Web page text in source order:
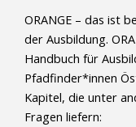
ORANGE – das ist
der Ausbildung.
Handbuch für
Pfadfinder*innen
Kapitel, die unter
Fragen liefern: